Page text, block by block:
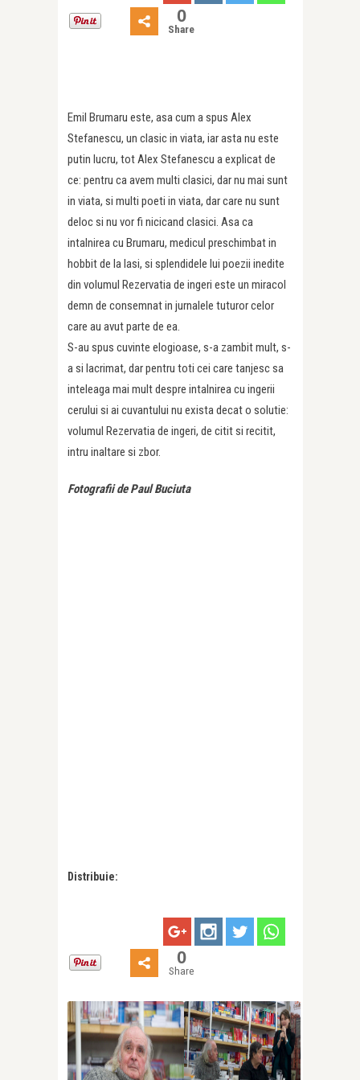
0
Share
Emil Brumaru este, asa cum a spus Alex
Stefanescu, un clasic in viata, iar asta nu este
putin lucru, tot Alex Stefanescu a explicat de
ce: pentru ca avem multi clasici, dar nu mai sunt
in viata, si multi poeti in viata, dar care nu sunt
deloc si nu vor fi nicicand clasici. Asa ca
intalnirea cu Brumaru, medicul preschimbat in
hobbit de la Iasi, si splendidele lui poezii inedite
din volumul Rezervatia de ingeri este un miracol
demn de consemnat in jurnalele tuturor celor
care au avut parte de ea.
S-au spus cuvinte elogioase, s-a zambit mult, s-
a si lacrimat, dar pentru toti cei care tanjesc sa
inteleaga mai mult despre intalnirea cu ingerii
cerului si ai cuvantului nu exista decat o solutie:
volumul Rezervatia de ingeri, de citit si recitit,
intru inaltare si zbor.
Fotografii de Paul Buciuta
Distribuie:
0
Share